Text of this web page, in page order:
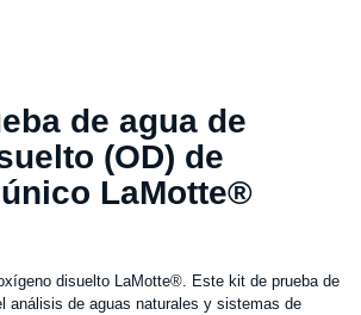
de agua de
(OD) de
LaMotte®
disuelto LaMotte®. Este kit de prueba de
análisis de aguas naturales y sistemas de